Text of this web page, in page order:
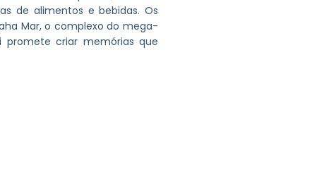
de alimentos e bebidas. Os
Mar, o complexo do mega-
promete criar memórias que